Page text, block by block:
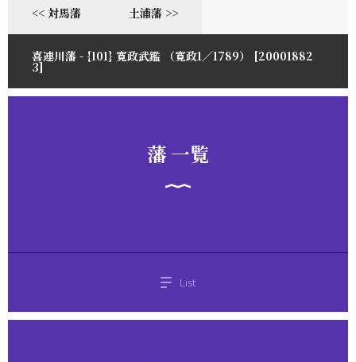
<< 対馬藩 土浦藩 >>
喜連川藩 - {101} 寛政武鑑 （寛政1／1789） [20001882
3]
藩 一覧
List